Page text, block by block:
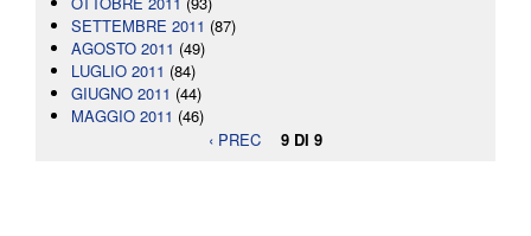
SETTEMBRE 2011 (87)
AGOSTO 2011 (49)
LUGLIO 2011 (84)
GIUGNO 2011 (44)
MAGGIO 2011 (46)
‹ PREC
9 DI 9